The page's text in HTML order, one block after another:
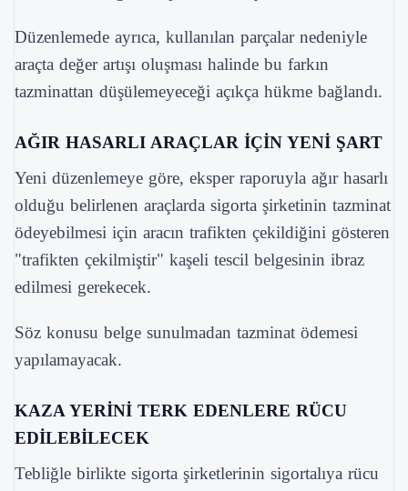
Düzenlemede ayrıca, kullanılan parçalar nedeniyle
araçta değer artışı oluşması halinde bu farkın
tazminattan düşülemeyeceği açıkça hükme bağlandı.
AĞIR HASARLI ARAÇLAR İÇİN YENİ ŞART
Yeni düzenlemeye göre, eksper raporuyla ağır hasarlı
olduğu belirlenen araçlarda sigorta şirketinin tazminat
ödeyebilmesi için aracın trafikten çekildiğini gösteren
"trafikten çekilmiştir" kaşeli tescil belgesinin ibraz
edilmesi gerekecek.
Söz konusu belge sunulmadan tazminat ödemesi
yapılamayacak.
KAZA YERİNİ TERK EDENLERE RÜCU
EDİLEBİLECEK
Tebliğle birlikte sigorta şirketlerinin sigortalıya rücu